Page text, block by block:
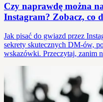
Czy naprawdę można
Instagram? Zobacz, co
Jak pisać do gwiazd przez
sekrety skutecznych DM-ów,
wskazówki. Przeczytaj, zanim